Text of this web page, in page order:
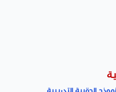
الحقيبة التدريبية